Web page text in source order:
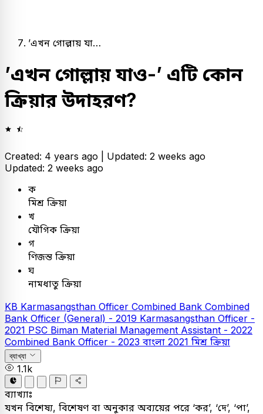
’এখন গোল্লায় যা…
’এখন গোল্লায় যাও-’ এটি কোন
ক্রিয়ার উদাহরণ?
Created: 4 years ago | Updated: 2 weeks ago
Updated: 2 weeks ago
ক
মিশ্র ক্রিয়া
খ
যৌগিক ক্রিয়া
গ
ণিজন্ত ক্রিয়া
ঘ
নামধাতু ক্রিয়া
KB Karmasangsthan Officer Combined Bank Combined
Bank Officer (General) - 2019 Karmasangsthan Officer -
2021 PSC Biman Material Management Assistant - 2022
Combined Bank Officer - 2023 বাংলা 2021 মিশ্র ক্রিয়া
ব্যাখ্যা
1.1k
ব্যাখ্যাঃ
যখন বিশেষ্য, বিশেষণ বা অনুকার অব্যয়ের পরে ‘কর’, ‘দে’, ‘পা’,